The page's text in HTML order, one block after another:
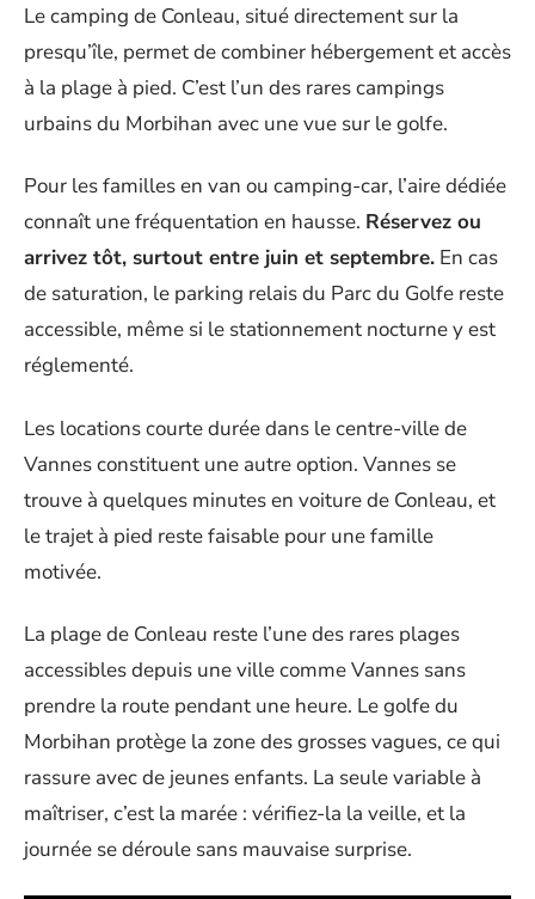
Le camping de Conleau, situé directement sur la
presqu’île, permet de combiner hébergement et accès
à la plage à pied. C’est l’un des rares campings
urbains du Morbihan avec une vue sur le golfe.
Pour les familles en van ou camping-car, l’aire dédiée
connaît une fréquentation en hausse. Réservez ou
arrivez tôt, surtout entre juin et septembre. En cas
de saturation, le parking relais du Parc du Golfe reste
accessible, même si le stationnement nocturne y est
réglementé.
Les locations courte durée dans le centre-ville de
Vannes constituent une autre option. Vannes se
trouve à quelques minutes en voiture de Conleau, et
le trajet à pied reste faisable pour une famille
motivée.
La plage de Conleau reste l’une des rares plages
accessibles depuis une ville comme Vannes sans
prendre la route pendant une heure. Le golfe du
Morbihan protège la zone des grosses vagues, ce qui
rassure avec de jeunes enfants. La seule variable à
maîtriser, c’est la marée : vérifiez-la la veille, et la
journée se déroule sans mauvaise surprise.